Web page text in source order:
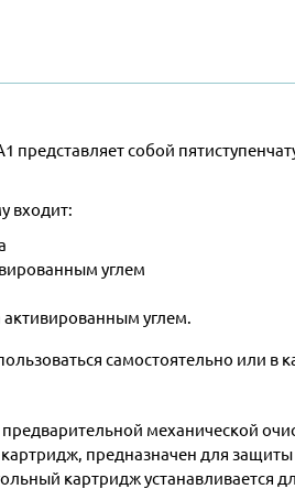
представляет собой
входит:
углем
углем.
самостоятельно или в
механической
картридж, предназначен для
картридж устанавливается